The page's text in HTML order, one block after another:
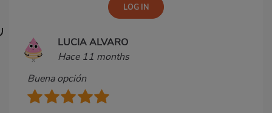
LUCIA ALVARO
Hace 11 months
Buena opción